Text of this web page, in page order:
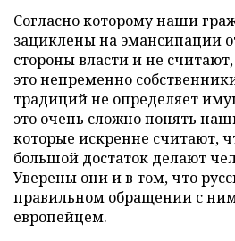
Согласно которому наши
зациклены на эмансипации
стороны власти и не
это непременно
традиций не определяет
это очень сложно понять
которые искренне считают,
большой достаток делают
Уверены они и в том, что
правильном обращении с
европейцем.